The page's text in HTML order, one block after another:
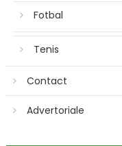
Fotbal
Tenis
Contact
Advertoriale